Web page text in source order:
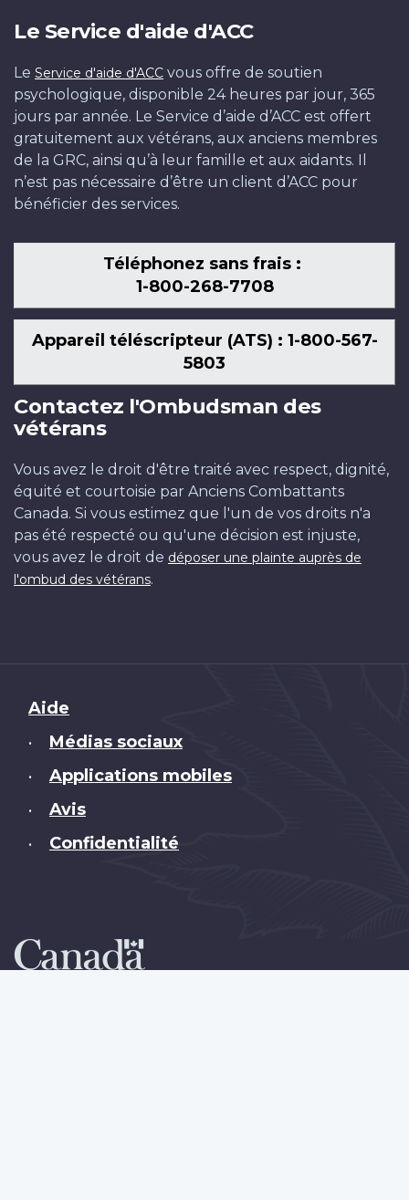
Le Service d'aide d'ACC
Le Service d'aide d'ACC vous offre de soutien
psychologique, disponible 24 heures par jour, 365
jours par année. Le Service d’aide d’ACC est offert
gratuitement aux vétérans, aux anciens membres
de la GRC, ainsi qu’à leur famille et aux aidants. Il
n’est pas nécessaire d’être un client d’ACC pour
bénéficier des services.
Téléphonez sans frais :
1-800-268-7708
Appareil téléscripteur (ATS) : 1-800-567-
5803
Contactez l'Ombudsman des
vétérans
Vous avez le droit d'être traité avec respect, dignité,
équité et courtoisie par Anciens Combattants
Canada. Si vous estimez que l'un de vos droits n'a
pas été respecté ou qu'une décision est injuste,
vous avez le droit de déposer une plainte auprès de
l'ombud des vétérans.
Brand
Aide
• Médias sociaux
• Applications mobiles
• Avis
• Confidentialité